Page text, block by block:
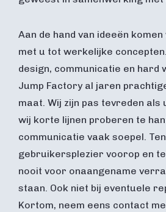
Aan de hand van ideeën
met u tot werkelijke
design, communicatie en
Jump Factory al jaren
maat. Wij zijn pas tevreden als
wij korte lijnen proberen te
communicatie vaak soepel.
gebruikersplezier voorop en
nooit voor onaangename
staan. Ook niet bij eventuele
Kortom, neem eens contact